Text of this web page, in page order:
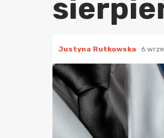
Justyna Rutkowska 6